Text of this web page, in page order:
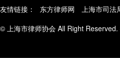
友情链接： 东方律师网 上海市司法
© 上海市律师协会 All Right Reserved.